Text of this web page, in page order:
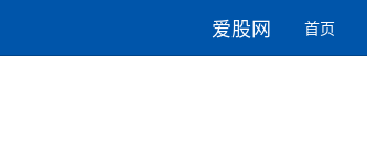
爱股网 首页